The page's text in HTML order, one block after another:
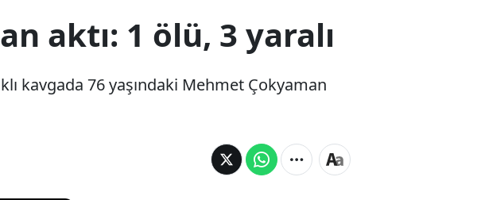
aktı: 1 ölü, 3 yaralı
kavgada 76 yaşındaki Mehmet Çokyaman